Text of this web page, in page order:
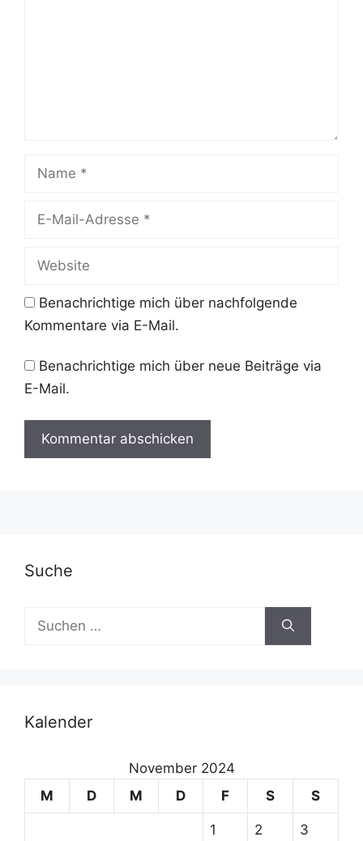
Mail-
Benachrichtige mich über nachfolgende
Kommentare via E-Mail.
Benachrichtige mich über neue Beiträge via
E-Mail.
n
Suche
nach:
Kalender
November 2024
M
D M D F S S
1 2 3